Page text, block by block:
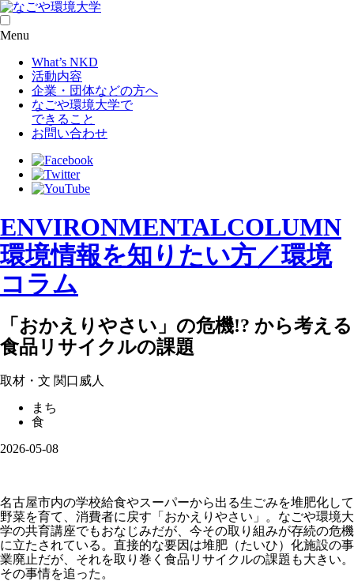
Menu
What’s NKD
活動内容
企業・団体などの方へ
なごや環境大学で
できること
お問い合わせ
ENVIRONMENTALCOLUMN
環境情報を知りたい方／環境
コラム
「おかえりやさい」の危機!? から考える
食品リサイクルの課題
取材・文 関口威人
まち
食
2026-05-08
名古屋市内の学校給食やスーパーから出る生ごみを堆肥化して
野菜を育て、消費者に戻す「おかえりやさい」。なごや環境大
学の共育講座でもおなじみだが、今その取り組みが存続の危機
に立たされている。直接的な要因は堆肥（たいひ）化施設の事
業廃止だが、それを取り巻く食品リサイクルの課題も大きい。
その事情を追った。